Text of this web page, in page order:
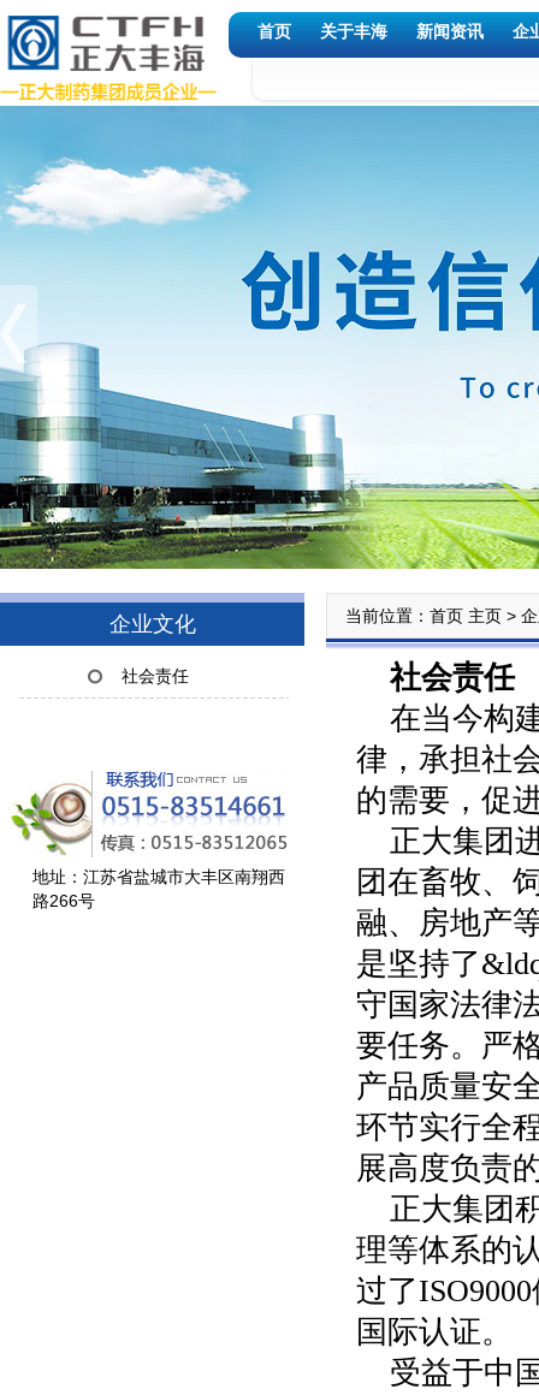
首页 关于丰海 新闻资讯 企
企业文化
社会责任
地址：江苏省盐城市大丰区南翔西
路266号
当前位置：首页 主页 >
社会责任
在当今构
律，承担社
的需要，促
正大集团
团在畜牧、
融、房地产
是坚持了
守国家法律
要任务。严
产品质量安
环节实行全
展高度负责
正大集团
理等体系的
过了
国际认证。
受益于中